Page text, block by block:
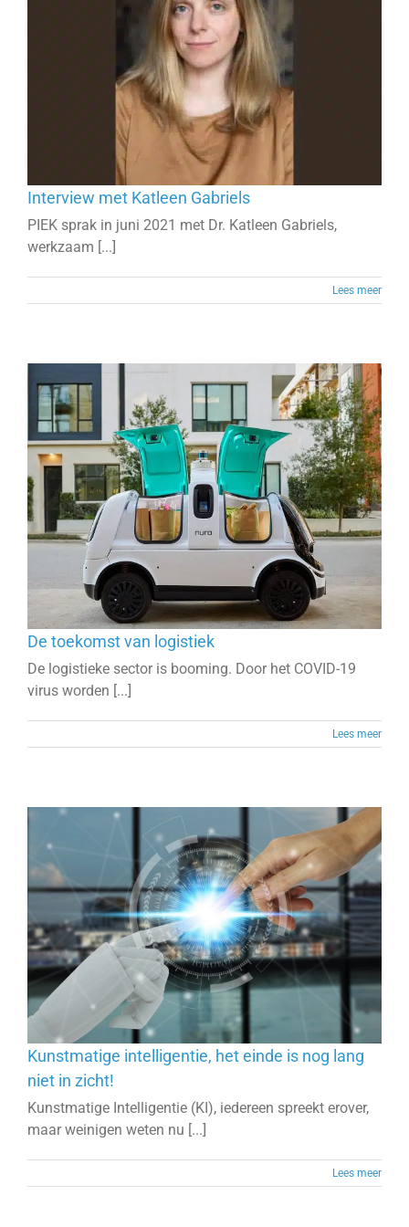
Interview met Katleen Gabriels
PIEK sprak in juni 2021 met Dr. Katleen Gabriels,
werkzaam [...]
Lees meer
De toekomst van logistiek
De logistieke sector is booming. Door het COVID-19
virus worden [...]
Lees meer
Kunstmatige intelligentie, het einde is nog lang
niet in zicht!
Kunstmatige Intelligentie (KI), iedereen spreekt erover,
maar weinigen weten nu [...]
Lees meer